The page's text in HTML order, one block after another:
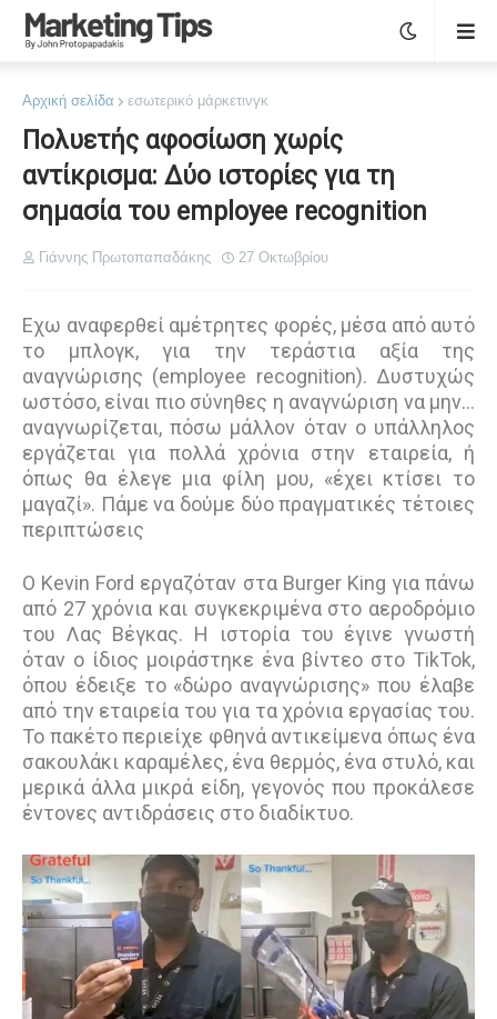
Αρχική σελίδα εσωτερικό μάρκετινγκ
Πολυετής αφοσίωση χωρίς
αντίκρισμα: Δύο ιστορίες για τη
σημασία του employee recognition
Γιάννης Πρωτοπαπαδάκης 27 Οκτωβρίου
Εχω αναφερθεί αμέτρητες φορές, μέσα από αυτό
το μπλογκ, για την τεράστια αξία της
αναγνώρισης (employee recognition). Δυστυχώς
ωστόσο, είναι πιο σύνηθες η αναγνώριση να μην…
αναγνωρίζεται, πόσω μάλλον όταν ο υπάλληλος
εργάζεται για πολλά χρόνια στην εταιρεία, ή
όπως θα έλεγε μια φίλη μου, «έχει κτίσει το
μαγαζί». Πάμε να δούμε δύο πραγματικές τέτοιες
περιπτώσεις
Ο Kevin Ford εργαζόταν στα Burger King για πάνω
από 27 χρόνια και συγκεκριμένα στο αεροδρόμιο
του Λας Βέγκας. Η ιστορία του έγινε γνωστή
όταν ο ίδιος μοιράστηκε ένα βίντεο στο TikTok,
όπου έδειξε το «δώρο αναγνώρισης» που έλαβε
από την εταιρεία του για τα χρόνια εργασίας του.
Το πακέτο περιείχε φθηνά αντικείμενα όπως ένα
σακουλάκι καραμέλες, ένα θερμός, ένα στυλό, και
μερικά άλλα μικρά είδη, γεγονός που προκάλεσε
έντονες αντιδράσεις στο διαδίκτυο.